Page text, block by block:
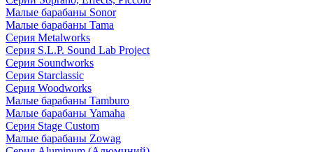
Малые барабаны Sonor
Малые барабаны Tama
Серия Metalworks
Серия S.L.P. Sound Lab Project
Серия Soundworks
Серия Starclassic
Серия Woodworks
Малые барабаны Tamburo
Малые барабаны Yamaha
Серия Stage Custom
Малые барабаны Zowag